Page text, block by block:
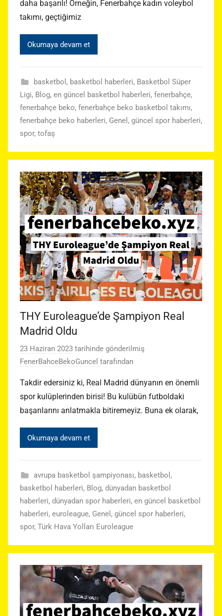
daha başarılı! Örneğin, Fenerbahçe kadın voleybol
takımı, geçtiğimiz
Okumaya devam et
basketbol , basketbol haberleri, Basketbol Süper
Ligi, Blog, en güncel basketbol haberleri, fenerbahçe,
fenerbahçe beko, fenerbahçe beko basketbol takımı,
fenerbahçe beko haberleri, Genel , güncel spor haberleri,
spor, tofaş
THY Euroleague’de Şampiyon Real
Madrid Oldu
23 Haziran 2023 tarihinde gönderilmiş
FenerBahceBekoGuncel tarafından
Takdir edersiniz ki, Real Madrid dünyanın en önemli
spor kulüplerinden birisi! Bu kulübün futboldaki
başarılarını anlatmakla bitiremeyiz. Buna ek olarak,
Okumaya devam et
avrupa basketbol şampiyonası, basketbol ,
basketbol haberleri, Blog, dünyadan basketbol
haberleri, dünyadan spor haberleri, en güncel basketbol
haberleri, euroleague, Genel , güncel spor haberleri,
spor, Türk Hava Yolları Euroleague